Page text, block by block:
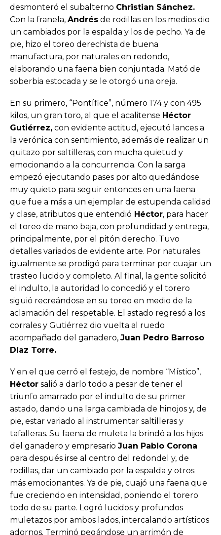
desmonteró el subalterno Christian Sánchez.
Con la franela, Andrés de rodillas en los medios dio
un cambiados por la espalda y los de pecho. Ya de
pie, hizo el toreo derechista de buena
manufactura, por naturales en redondo,
elaborando una faena bien conjuntada. Mató de
soberbia estocada y se le otorgó una oreja.
En su primero, “Pontífice”, número 174 y con 495
kilos, un gran toro, al que el acalitense Héctor
Gutiérrez, con evidente actitud, ejecutó lances a
la verónica con sentimiento, además de realizar un
quitazo por saltilleras, con mucha quietud y
emocionando a la concurrencia. Con la sarga
empezó ejecutando pases por alto quedándose
muy quieto para seguir entonces en una faena
que fue a más a un ejemplar de estupenda calidad
y clase, atributos que entendió Héctor, para hacer
el toreo de mano baja, con profundidad y entrega,
principalmente, por el pitón derecho. Tuvo
detalles variados de evidente arte. Por naturales
igualmente se prodigó para terminar por cuajar un
trasteo lucido y completo. Al final, la gente solicitó
el indulto, la autoridad lo concedió y el torero
siguió recreándose en su toreo en medio de la
aclamación del respetable. El astado regresó a los
corrales y Gutiérrez dio vuelta al ruedo
acompañado del ganadero, Juan Pedro Barroso
Díaz Torre.
Y en el que cerró el festejo, de nombre “Místico”,
Héctor salió a darlo todo a pesar de tener el
triunfo amarrado por el indulto de su primer
astado, dando una larga cambiada de hinojos y, de
pie, estar variado al instrumentar saltilleras y
tafalleras. Su faena de muleta la brindó a los hijos
del ganadero y empresario Juan Pablo Corona
para después irse al centro del redondel y, de
rodillas, dar un cambiado por la espalda y otros
más emocionantes. Ya de pie, cuajó una faena que
fue creciendo en intensidad, poniendo el torero
todo de su parte. Logró lucidos y profundos
muletazos por ambos lados, intercalando artísticos
adornos. Terminó pegándose un arrimón de